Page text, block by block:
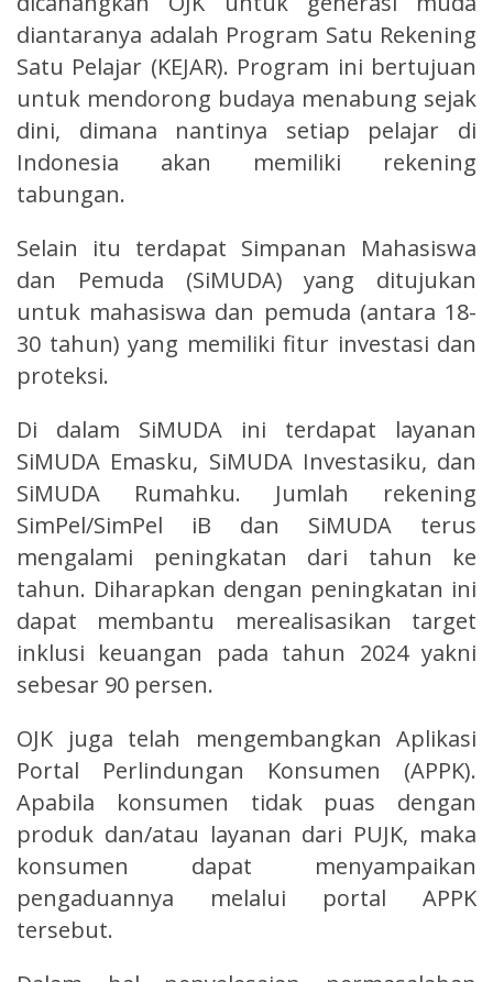
diantaranya adalah Program Satu Rekening
Satu Pelajar (KEJAR). Program ini bertujuan
untuk mendorong budaya menabung sejak
dini, dimana nantinya setiap pelajar di
Indonesia akan memiliki rekening
tabungan.
Selain itu terdapat Simpanan Mahasiswa
dan Pemuda (SiMUDA) yang ditujukan
untuk mahasiswa dan pemuda (antara 18-
30 tahun) yang memiliki fitur investasi dan
proteksi.
Di dalam SiMUDA ini terdapat layanan
SiMUDA Emasku, SiMUDA Investasiku, dan
SiMUDA Rumahku. Jumlah rekening
SimPel/SimPel iB dan SiMUDA terus
mengalami peningkatan dari tahun ke
tahun. Diharapkan dengan peningkatan ini
dapat membantu merealisasikan target
inklusi keuangan pada tahun 2024 yakni
sebesar 90 persen.
OJK juga telah mengembangkan Aplikasi
Portal Perlindungan Konsumen (APPK).
Apabila konsumen tidak puas dengan
produk dan/atau layanan dari PUJK, maka
konsumen dapat menyampaikan
pengaduannya melalui portal APPK
tersebut.